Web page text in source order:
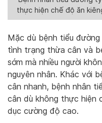
thực hiện chế độ ăn
Mặc dù bệnh tiểu
tình trạng thừa cân và
sớm mà nhiều người
nguyên nhân. Khác với
cân nhanh, bệnh nhân
cân dù không thực hiện
dục cường độ cao.